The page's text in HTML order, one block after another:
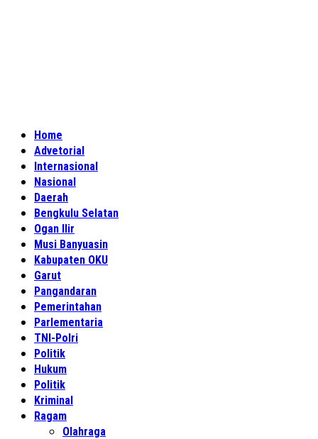
Home
Advetorial
Internasional
Nasional
Daerah
Bengkulu Selatan
Ogan Ilir
Musi Banyuasin
Kabupaten OKU
Garut
Pangandaran
Pemerintahan
Parlementaria
TNI-Polri
Politik
Hukum
Politik
Kriminal
Ragam
Olahraga